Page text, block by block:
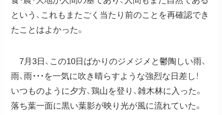
という、これもまたごく当たり前のことを再確認でき
たことはよかった。
7月3日、この10日ばかりのジメジメと鬱陶しい雨、
雨、雨・・・を一気に吹き晴らすような強烈な日差し！
いつものように夕方、鶏山を登り、雑木林に入った。
落ち葉一面に黒い葉影が映り光が風に流れていた。